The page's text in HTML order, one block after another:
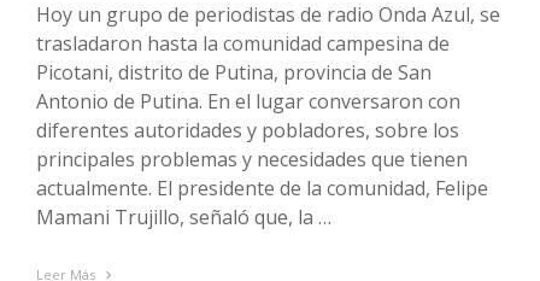
Hoy un grupo de periodistas de radio Onda Azul, se
trasladaron hasta la comunidad campesina de
Picotani, distrito de Putina, provincia de San
Antonio de Putina. En el lugar conversaron con
diferentes autoridades y pobladores, sobre los
principales problemas y necesidades que tienen
actualmente. El presidente de la comunidad, Felipe
Mamani Trujillo, señaló que, la …
Leer Más